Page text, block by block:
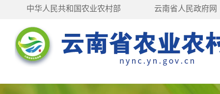
中华人民共和国农业农村部 云南省人民政府网